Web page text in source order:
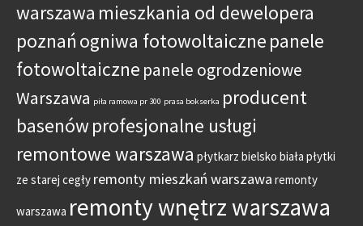
warszawa mieszkania od dewelopera
poznań ogniwa fotowoltaiczne panele
fotowoltaiczne panele ogrodzeniowe
Warszawa piła ramowa pr 300 prasa bokserka producent
basenów profesjonalne usługi
remontowe warszawa płytkarz bielsko biała płytki
ze starej cegły remonty mieszkań warszawa remonty
warszawa remonty wnętrz warszawa